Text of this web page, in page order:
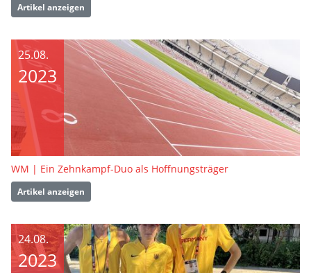
Artikel anzeigen
25.08.
2023
WM | Ein Zehnkampf-Duo als Hoffnungsträger
Artikel anzeigen
24.08.
2023